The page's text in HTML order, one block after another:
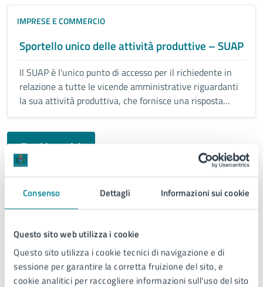
Consenso Dettagli Informazioni sui cookie
Questo sito web utilizza i cookie
Questo sito utilizza i cookie tecnici di navigazione e di
sessione per garantire la corretta fruizione del sito, e
cookie analitici per raccogliere informazioni sull'uso del sito
IMPRESE E COMMERCIO
Sportello unico delle attività produttive – SUAP
Il SUAP è l'unico punto di accesso per il richiedente in
relazione a tutte le vicende amministrative riguardanti
la sua attività produttiva, che fornisce una risposta
unica e tempestiva in luogo di tutte le P.A., comunque
coinvolte nel procedimento.
Tutti i servizi
DOCUMENTO ATTIVITÀ POLITICA